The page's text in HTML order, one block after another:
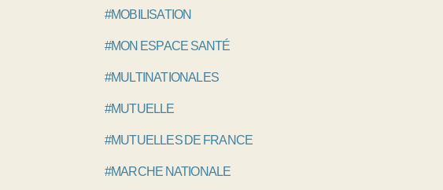
#MOBILISATION
#MON ESPACE SANTÉ
#MULTINATIONALES
#MUTUELLE
#MUTUELLES DE FRANCE
#MARCHE NATIONALE